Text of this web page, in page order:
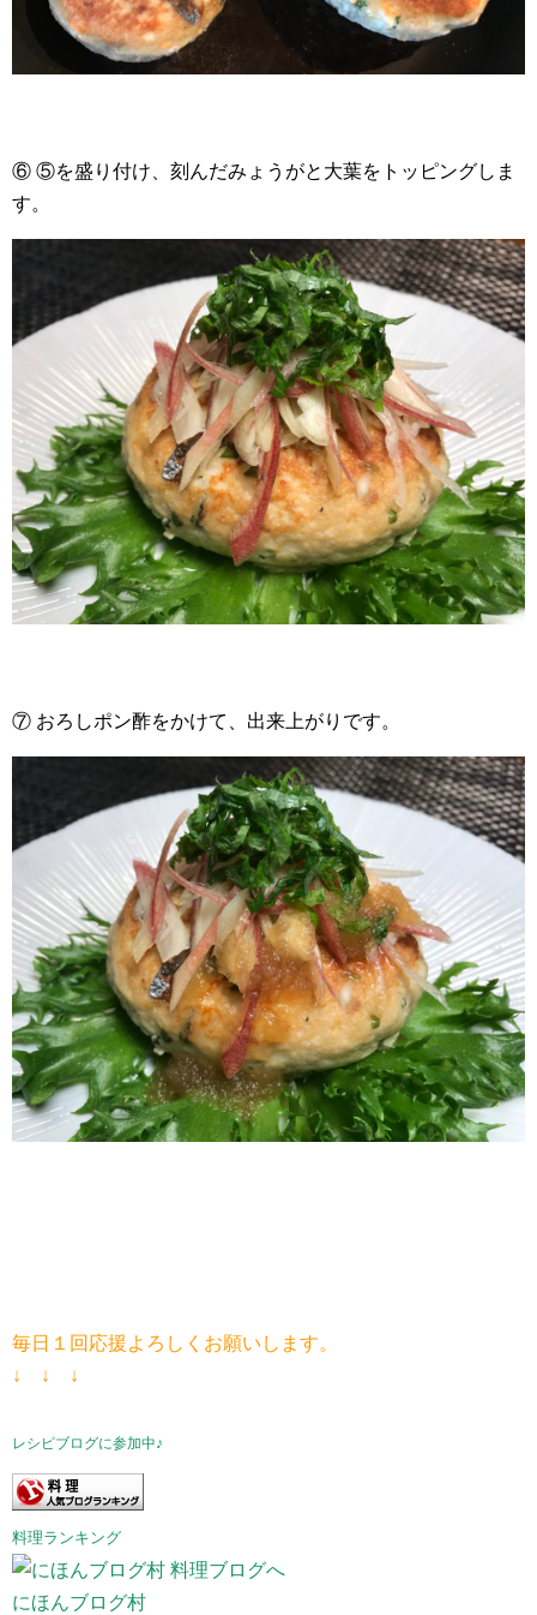
⑥ ⑤を盛り付け、刻んだみょうがと大葉をトッピングしま
す。
⑦ おろしポン酢をかけて、出来上がりです。
毎日１回応援よろしくお願いします。
↓ ↓ ↓
レシピブログに参加中♪
料理ランキング
にほんブログ村